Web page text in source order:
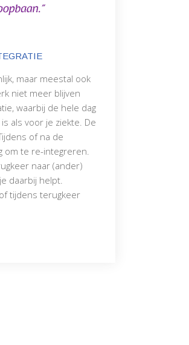
maar meestal ook
niet meer blijven
waarbij de hele dag
als voor je ziekte. De
of na de
om te re-integreren.
naar (ander)
daarbij helpt.
tijdens terugkeer